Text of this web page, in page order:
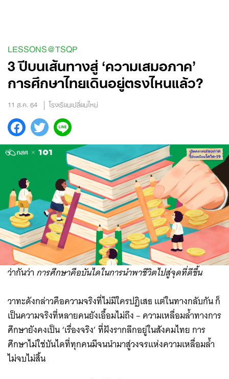
LESSONS@TSQP
3 ปีบนเส้นทางสู่ ‘ความเสมอภาค’
การศึกษาไทยเดินอยู่ตรงไหนแล้ว?
11 ส.ค. 64 โรงเรียนเปลี่ยนใหม่
ว่ากันว่า การศึกษาคือบันไดในการนำพาชีวิตไปสู่จุดที่ดีขึ้น
วาทะดังกล่าวคือความจริงที่ไม่มีใครปฏิเสธ แต่ในทางกลับกัน ก็
เป็นความจริงที่หลายคนยังเอื้อมไม่ถึง – ความเหลื่อมล้ำทางการ
ศึกษายังคงเป็น ‘เรื่องจริง’ ที่ฝังรากลึกอยู่ในสังคมไทย การ
ศึกษาไม่ใช่บันไดที่ทุกคนมีจนนำมาสู่วงจรแห่งความเหลื่อมล้ำ
ไม่จบไม่สิ้น